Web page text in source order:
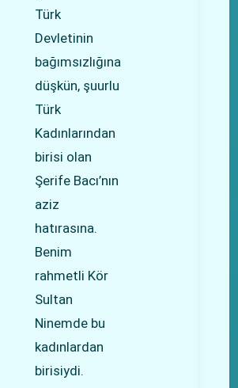
Türk
Devletinin
bağımsızlığına
düşkün, şuurlu
Türk
Kadınlarından
birisi olan
Şerife Bacı’nın
aziz
hatırasına.
Benim
rahmetli Kör
Sultan
Ninemde bu
kadınlardan
birisiydi.